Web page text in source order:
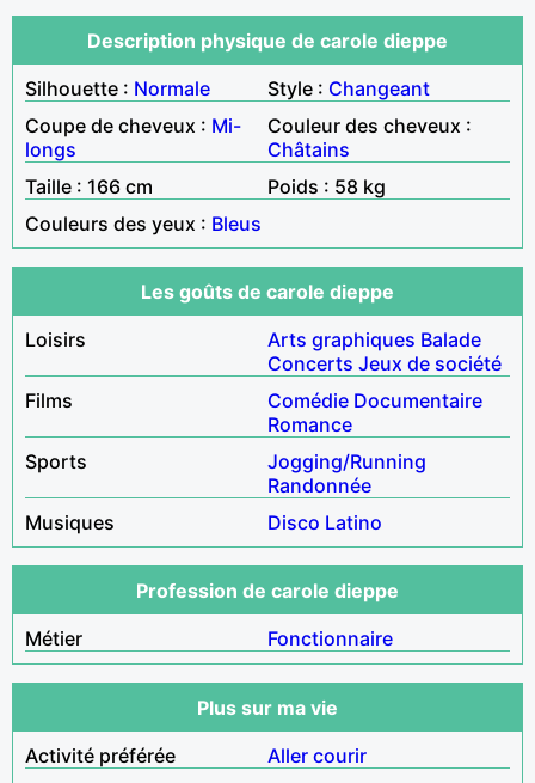
Description physique de carole dieppe
Silhouette : Normale Style : Changeant
Coupe de cheveux : Mi-
longs
Couleur des cheveux :
Châtains
Taille : 166 cm
Poids : 58 kg
Couleurs des yeux : Bleus
Les goûts de carole dieppe
Loisirs
Arts graphiques Balade
Concerts Jeux de société
Films
Comédie Documentaire
Romance
Sports
Jogging/Running
Randonnée
Musiques
Disco Latino
Profession de carole dieppe
Métier
Fonctionnaire
Plus sur ma vie
Activité préférée
Aller courir